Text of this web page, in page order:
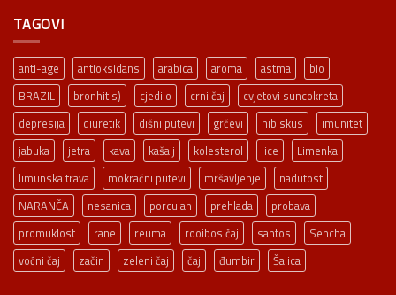
TAGOVI
anti-age antioksidans arabica aroma astma
bio
BRAZIL
bronhitis) cjedilo crni čaj
cvjetovi suncokreta
depresija
diuretik dišni putevi grčevi hibiskus
imunitet
jabuka
jetra kava kašalj kolesterol lice
Limenka
limunska trava
mokraćni putevi mršavljenje
nadutost
NARANČA
nesanica porculan prehlada
probava
promuklost
rane reuma rooibos čaj santos
Sencha
voćni čaj
začin zeleni čaj čaj đumbir Šalica